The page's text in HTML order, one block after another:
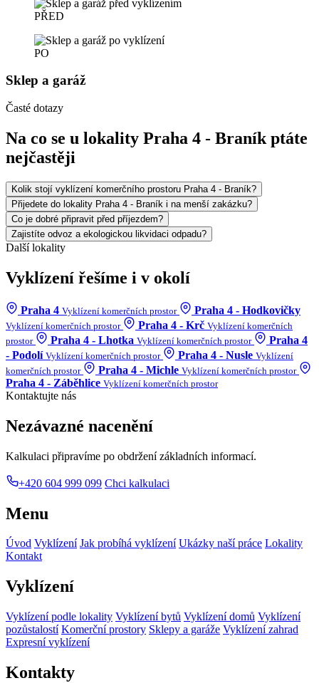
PŘED
PO
Sklep a garáž
Časté dotazy
Na co se u lokality Praha 4 - Braník ptáte
nejčastěji
Kolik stojí vyklízení komerčního prostoru Praha 4 - Braník?
Přijedete do lokality Praha 4 - Braník i na menší zakázku?
Co je dobré připravit před příjezdem?
Zajistíte odvoz a ekologickou likvidaci odpadu?
Další lokality
Vyklízení řešíme i v okolí
Praha 4 Vyklízení komerčních prostor Praha 4 - Hodkovičky
Vyklízení komerčních prostor Praha 4 - Krč Vyklízení komerčních
prostor
Praha 4 - Lhotka Vyklízení komerčních prostor
Praha 4
- Podolí Vyklízení komerčních prostor Praha 4 - Nusle Vyklízení
komerčních prostor
Praha 4 - Michle Vyklízení komerčních prostor
Praha 4 - Záběhlice Vyklízení komerčních prostor
Kontaktujte nás
Nezávazné nacenění
Kalkulaci připravíme po obdržení základních informací.
+420 604 999 099 Chci kalkulaci
Menu
Úvod Vyklízení Jak probíhá vyklízení Ukázky naší práce Lokality
Kontakt
Vyklízení
Vyklízení podle lokality Vyklízení bytů Vyklízení domů Vyklízení
pozůstalostí Komerční prostory Sklepy a garáže Vyklízení zahrad
Expresní vyklízení
Kontakty